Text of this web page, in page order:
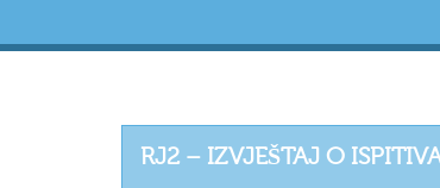
RJ2 – IZVJEŠTAJ O